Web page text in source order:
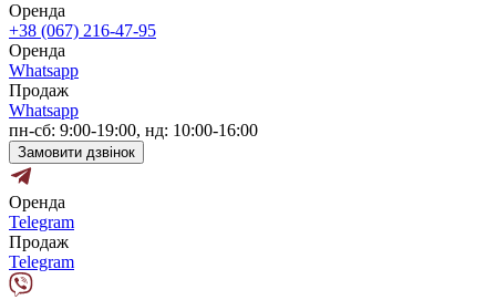
Оренда
+38 (067) 216-47-95
Оренда
Whatsapp
Продаж
Whatsapp
пн-сб: 9:00-19:00, нд: 10:00-16:00
Замовити дзвінок
Оренда
Telegram
Продаж
Telegram